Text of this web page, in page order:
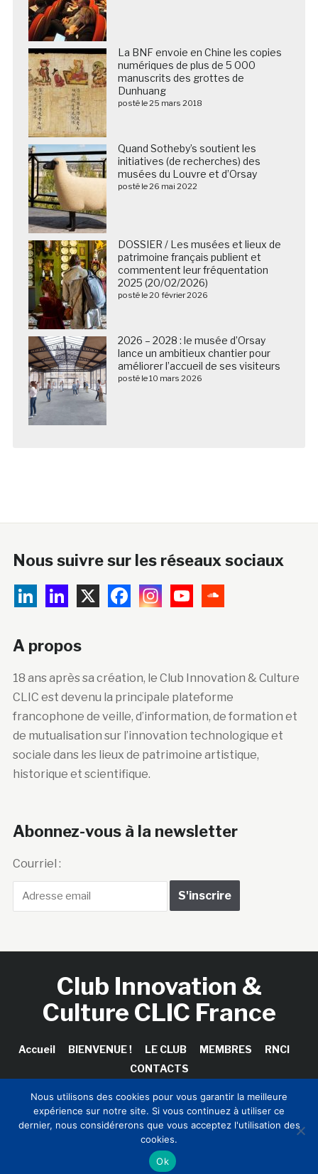
La BNF envoie en Chine les copies
numériques de plus de 5 000
manuscrits des grottes de
Dunhuang
posté le 25 mars 2018
Quand Sotheby’s soutient les
initiatives (de recherches) des
musées du Louvre et d’Orsay
posté le 26 mai 2022
DOSSIER / Les musées et lieux de
patrimoine français publient et
commentent leur fréquentation
2025 (20/02/2026)
posté le 20 février 2026
2026 – 2028 : le musée d’Orsay
lance un ambitieux chantier pour
améliorer l’accueil de ses visiteurs
posté le 10 mars 2026
Nous suivre sur les réseaux sociaux
A propos
18 ans après sa création, le Club Innovation & Culture
CLIC est devenu la principale plateforme
francophone de veille, d’information, de formation et
de mutualisation sur l’innovation technologique et
sociale dans les lieux de patrimoine artistique,
historique et scientifique.
Abonnez-vous à la newsletter
Courriel :
Club Innovation &
Culture CLIC France
Accueil BIENVENUE ! LE CLUB MEMBRES
RNCI
CONTACTS
Copyright © 2026 Club Innovation & Culture CLIC France /
Sinapses Conseils
Nous utilisons des cookies pour vous garantir la meilleure
expérience sur notre site. Si vous continuez à utiliser ce
dernier, nous considérerons que vous acceptez l'utilisation des
cookies.
Ok